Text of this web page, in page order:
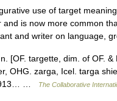
use of target
and is now more common
and writer on language,
[OF. targette, dim. of OF. &
OHG. zarga, Icel. targa
…
The Collaborative